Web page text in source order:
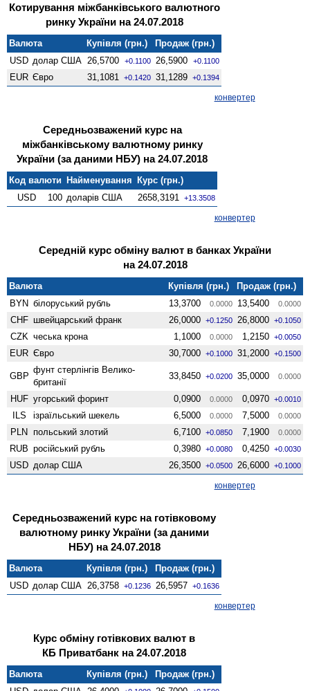
Котирування міжбанківського валютного
ринку України на 24.07.2018
Валюта Купівля (грн.)
Продаж (грн.)
USD долар США 26,5700 +0.1100 26,5900 +0.1100
EUR Євро 31,1081 +0.1420 31,1289 +0.1394
конвертер
Середньозважений курс на
міжбанківському валютному ринку
України (за даними НБУ) на 24.07.2018
Код валюти Найменування Курс (грн.)
USD
100 доларів США 2658,3191 +13.3508
конвертер
Середній курс обміну валют в банках України
на 24.07.2018
Валюта Купівля (грн.)
Продаж (грн.)
BYN білоруський рубль 13,3700 0.0000 13,5400 0.0000
CHF швейцарський франк 26,0000 +0.1250 26,8000 +0.1050
CZK чеська крона 1,1000 0.0000 1,2150 +0.0050
EUR Євро 30,7000 +0.1000 31,2000 +0.1500
GBP
фунт стерлінгів Велико­
британії
33,8450 +0.0200 35,0000 0.0000
HUF угорський форинт 0,0900 0.0000 0,0970 +0.0010
ILS ізраїльський шекель 6,5000 0.0000 7,5000 0.0000
PLN польський злотий 6,7100 +0.0850 7,1900 0.0000
RUB російський рубль 0,3980 +0.0080 0,4250 +0.0030
USD долар США 26,3500 +0.0500 26,6000 +0.1000
конвертер
Середньозважений курс на готівковому
валютному ринку України (за даними
НБУ) на 24.07.2018
Валюта Купівля (грн.)
Продаж (грн.)
USD долар США 26,3758 +0.1236 26,5957 +0.1636
конвертер
Курс обміну готівкових валют в
КБ Приватбанк на 24.07.2018
Валюта Купівля (грн.)
Продаж (грн.)